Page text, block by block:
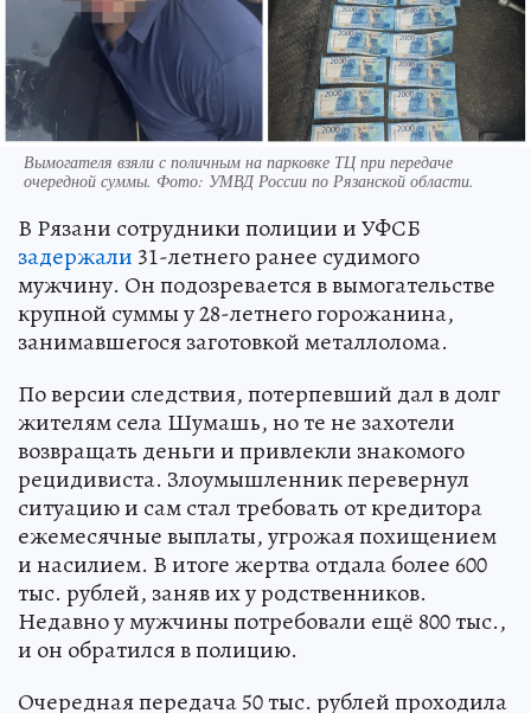
Вымогателя взяли с поличным на парковке ТЦ при передаче
очередной суммы. Фото: УМВД России по Рязанской области.
В Рязани сотрудники полиции и УФСБ
задержали 31-летнего ранее судимого
мужчину. Он подозревается в вымогательстве
крупной суммы у 28-летнего горожанина,
занимавшегося заготовкой металлолома.
По версии следствия, потерпевший дал в долг
жителям села Шумашь, но те не захотели
возвращать деньги и привлекли знакомого
рецидивиста. Злоумышленник перевернул
ситуацию и сам стал требовать от кредитора
ежемесячные выплаты, угрожая похищением
и насилием. В итоге жертва отдала более 600
тыс. рублей, заняв их у родственников.
Недавно у мужчины потребовали ещё 800 тыс.,
и он обратился в полицию.
Очередная передача 50 тыс. рублей проходила